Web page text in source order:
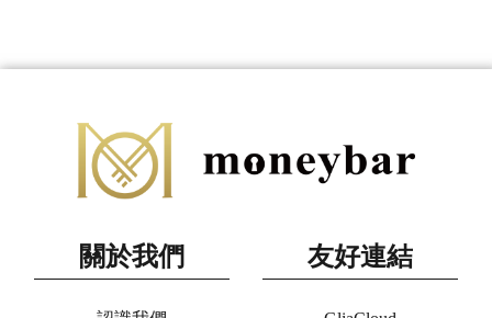
關於我們 友好連結